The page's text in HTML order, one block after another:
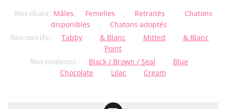
Nos chats: Mâles, Femelles , Retraités ,
Chatons
disponibles
, Chatons adoptés
Nos motifs: Tabby & Blanc Mitted
& Blanc
Point
Nos couleurs : Black / Brown / Seal
Blue
Chocolate
Lilac Cream